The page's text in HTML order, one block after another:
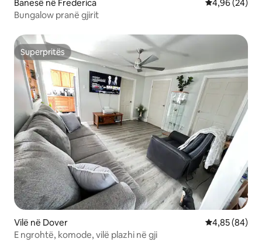
Banesë në Frederica Vlerësimi
4,96 (24)
Bungalow pranë gjirit
Superpritës
Superpritës
Vilë në Dover Vlerësimi
4,85 (84)
E ngrohtë, komode, vilë plazhi në gji